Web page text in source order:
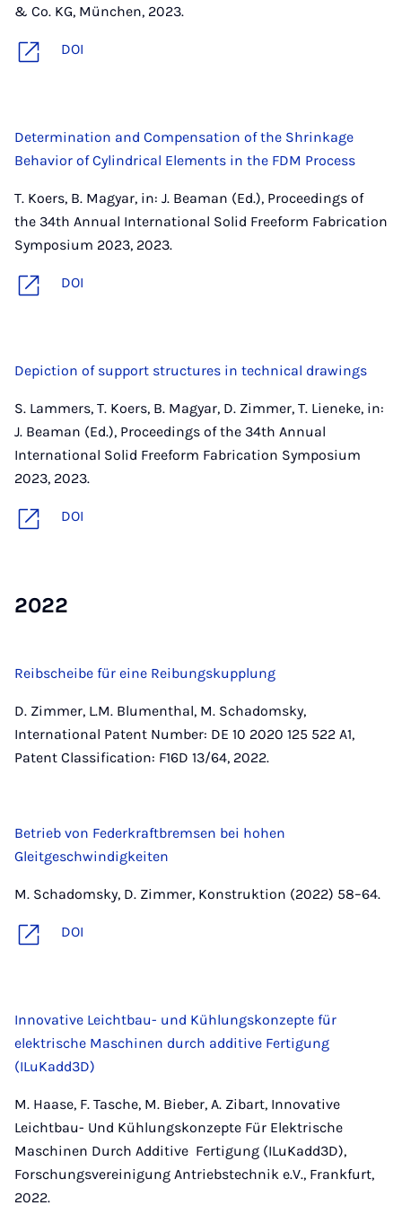
& Co. KG, München, 2023.
DOI
Determination and Compensation of the Shrinkage
Behavior of Cylindrical Elements in the FDM Process
T. Koers, B. Magyar, in: J. Beaman (Ed.), Proceedings of
the 34th Annual International Solid Freeform Fabrication
Symposium 2023, 2023.
DOI
Depiction of support structures in technical drawings
S. Lammers, T. Koers, B. Magyar, D. Zimmer, T. Lieneke, in:
J. Beaman (Ed.), Proceedings of the 34th Annual
International Solid Freeform Fabrication Symposium
2023, 2023.
DOI
2022
Reibscheibe für eine Reibungskupplung
D. Zimmer, L.M. Blumenthal, M. Schadomsky,
International Patent Number: DE 10 2020 125 522 A1,
Patent Classification: F16D 13/64, 2022.
Betrieb von Federkraftbremsen bei hohen
Gleitgeschwindigkeiten
M. Schadomsky, D. Zimmer, Konstruktion (2022) 58–64.
DOI
Innovative Leichtbau- und Kühlungskonzepte für
elektrische Maschinen durch additive Fertigung
(ILuKadd3D)
M. Haase, F. Tasche, M. Bieber, A. Zibart, Innovative
Leichtbau- Und Kühlungskonzepte Für Elektrische
Maschinen Durch Additive Fertigung (ILuKadd3D),
Forschungsvereinigung Antriebstechnik e.V., Frankfurt,
2022.